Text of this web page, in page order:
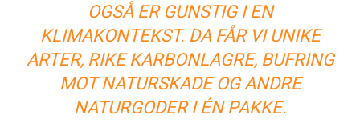
OGSÅ ER GUNSTIG I EN
KLIMAKONTEKST. DA FÅR VI UNIKE
ARTER, RIKE KARBONLAGRE, BUFRING
MOT NATURSKADE OG ANDRE
NATURGODER I ÉN PAKKE.